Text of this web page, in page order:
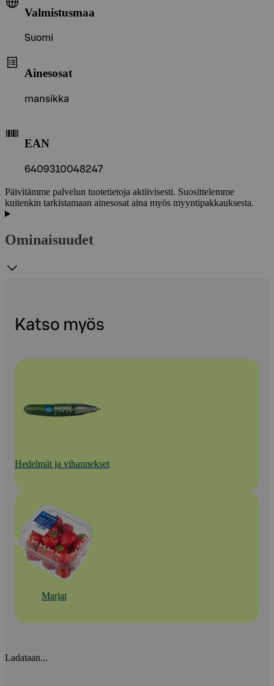
Valmistusmaa
Suomi
Ainesosat
mansikka
EAN
6409310048247
Päivitämme palvelun tuotetietoja aktiivisesti. Suosittelemme
kuitenkin tarkistamaan ainesosat aina myös myyntipakkauksesta.
Ominaisuudet
Katso myös
Hedelmät ja vihannekset
Marjat
Ladataan...